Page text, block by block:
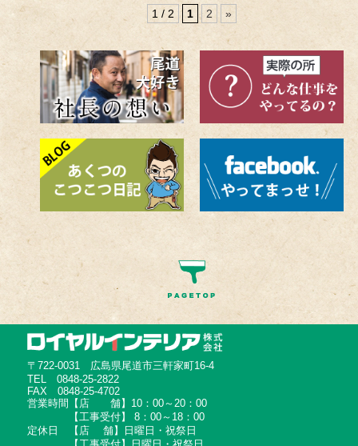
1 / 2 1 2 »
〒722-0031 広島県尾道市三軒家町16-4
TEL 0848-25-2822
FAX 0848-25-4702
営業時間【店 舗】10：00～20：00
【工事受付】 8：00～18：00
定休日 【店 舗】日曜日・祝祭日